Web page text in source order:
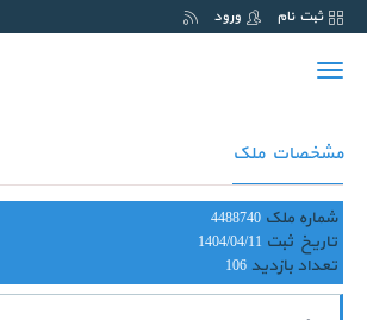
ثبت نام ورود
Toggle
مشخصات ملک
شماره ملک 4488740
تاریخ ثبت 1404/04/11
تعداد بازدید 106